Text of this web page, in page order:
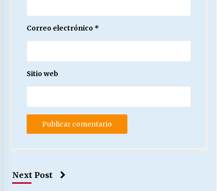
Correo electrónico *
Sitio web
Next Post